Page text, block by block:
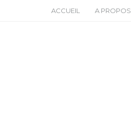
ACCUEIL A PROPOS